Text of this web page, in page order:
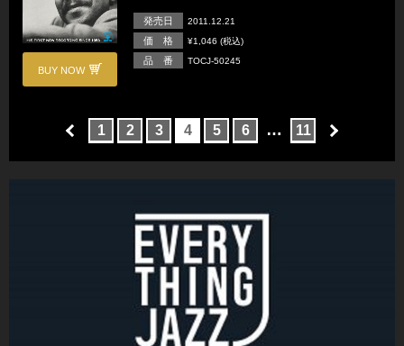
BUY NOW
発売日 2011.12.21
価 格 ¥1,046 (税込)
品 番 TOCJ-50245
1 2 3 4 5 6 … 11